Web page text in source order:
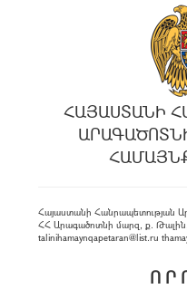
ՀԱՅԱՍՏԱՆԻ
Հայաստանի Հանրապետության
ՀՀ Արագածոտնի մարզ, ք. Թալին,
talinihamaynqapetaran@list.ru
Ո Ր